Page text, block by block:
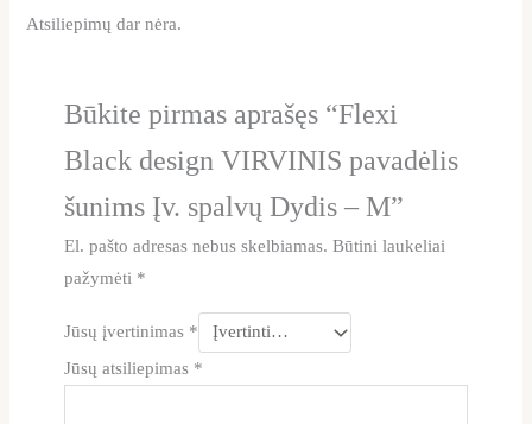
Atsiliepimų dar nėra.
Būkite pirmas aprašęs “Flexi
Black design VIRVINIS pavadėlis
šunims Įv. spalvų Dydis – M”
El. pašto adresas nebus skelbiamas. Būtini laukeliai
pažymėti *
Jūsų įvertinimas *
Jūsų atsiliepimas *